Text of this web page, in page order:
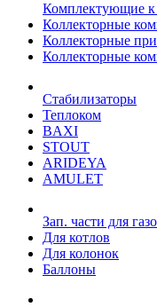
Комплектующие к
Коллекторные
Коллекторные
Коллекторные
Стабилизаторы
Теплоком
BAXI
STOUT
ARIDEYA
AMULET
Зап. части для
Для котлов
Для колонок
Баллоны